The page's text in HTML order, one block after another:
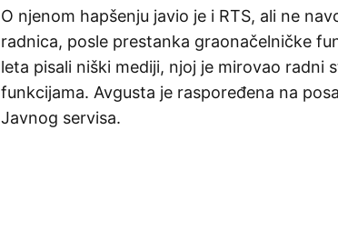
O njenom hapšenju javio je i RTS, ali ne
radnica, posle prestanka graonačelničke
leta pisali niški mediji, njoj je mirovao radni
funkcijama. Avgusta je raspoređena na
Javnog servisa.